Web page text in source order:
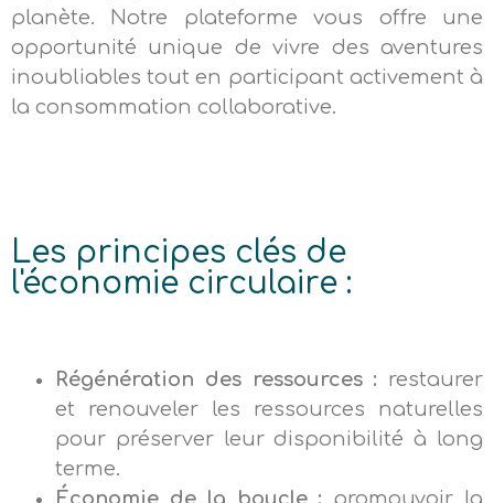
planète. Notre plateforme vous offre une
opportunité unique de vivre des aventures
inoubliables tout en participant activement à
la consommation collaborative.
Les principes clés de
l'économie circulaire :
Régénération des ressources : restaurer
et renouveler les ressources naturelles
pour préserver leur disponibilité à long
terme.